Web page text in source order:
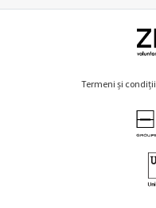
Termeni și condiții